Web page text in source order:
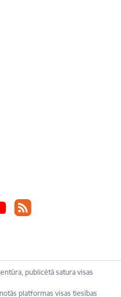
publicētā satura visas
platformas visas tiesības